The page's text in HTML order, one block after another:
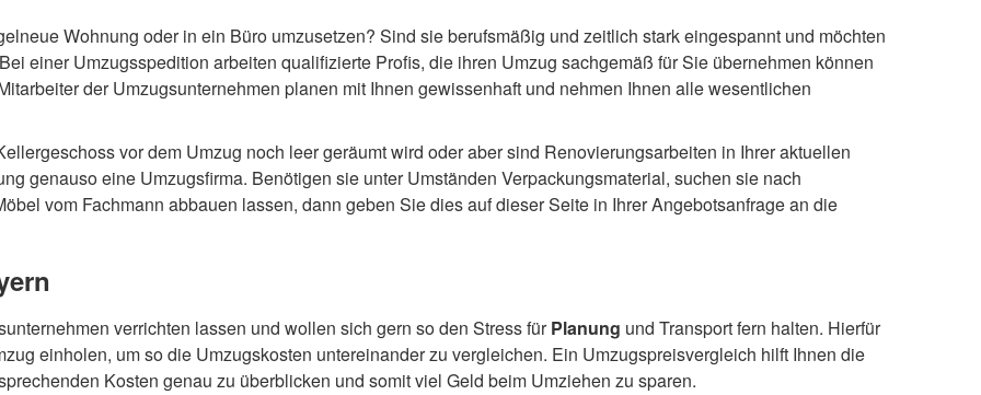
Wohnung oder in ein Büro umzusetzen? Sind sie berufsmäßig und zeitlich stark eingespannt und möchten
einer Umzugsspedition arbeiten qualifizierte Profis, die ihren Umzug sachgemäß für Sie übernehmen können
der Umzugsunternehmen planen mit Ihnen gewissenhaft und nehmen Ihnen alle wesentlichen
vor dem Umzug noch leer geräumt wird oder aber sind Renovierungsarbeiten in Ihrer aktuellen
genauso eine Umzugsfirma. Benötigen sie unter Umständen Verpackungsmaterial, suchen sie nach
vom Fachmann abbauen lassen, dann geben Sie dies auf dieser Seite in Ihrer Angebotsanfrage an die
verrichten lassen und wollen sich gern so den Stress fürPlanung und Transport fern halten. Hierfür
einholen, um so die Umzugskosten untereinander zu vergleichen. Ein Umzugspreisvergleich hilft Ihnen die
Kosten genau zu überblicken und somit viel Geld beim Umziehen zu sparen.